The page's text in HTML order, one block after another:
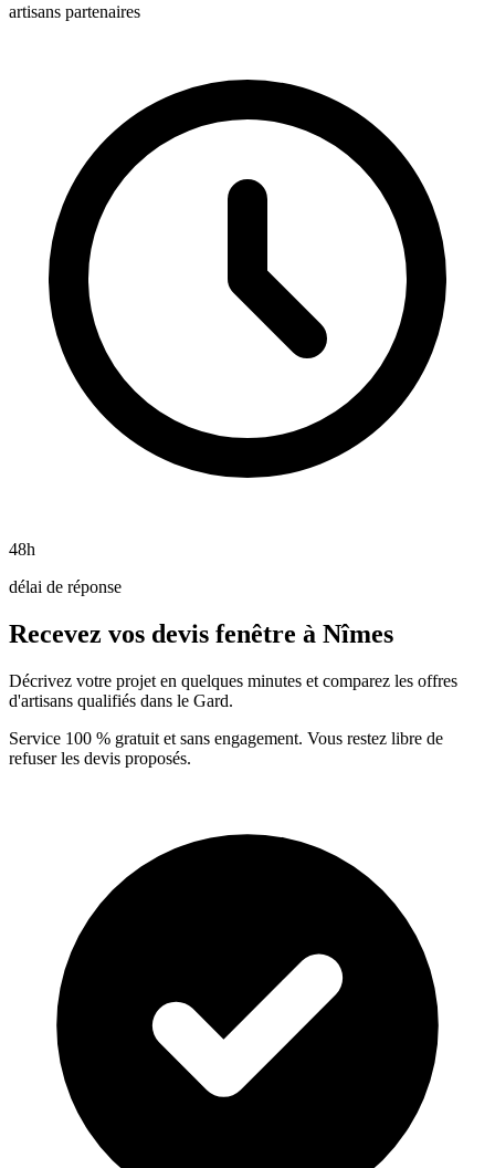
artisans partenaires
48h
délai de réponse
Recevez vos devis fenêtre à Nîmes
Décrivez votre projet en quelques minutes et comparez les offres
d'artisans qualifiés dans le Gard.
Service 100 % gratuit et sans engagement. Vous restez libre de
refuser les devis proposés.